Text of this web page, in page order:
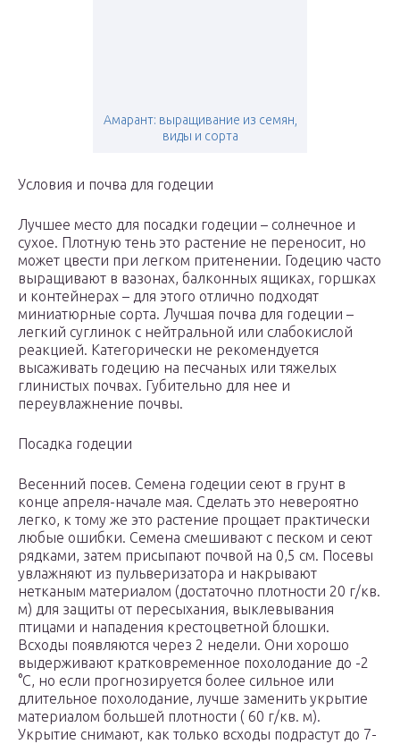
Амарант: выращивание из семян,
виды и сорта
Условия и почва для годеции
Лучшее место для посадки годеции – солнечное и
сухое. Плотную тень это растение не переносит, но
может цвести при легком притенении. Годецию часто
выращивают в вазонах, балконных ящиках, горшках
и контейнерах – для этого отлично подходят
миниатюрные сорта. Лучшая почва для годеции –
легкий суглинок с нейтральной или слабокислой
реакцией. Категорически не рекомендуется
высаживать годецию на песчаных или тяжелых
глинистых почвах. Губительно для нее и
переувлажнение почвы.
Посадка годеции
Весенний посев. Семена годеции сеют в грунт в
конце апреля-начале мая. Сделать это невероятно
легко, к тому же это растение прощает практически
любые ошибки. Семена смешивают с песком и сеют
рядками, затем присыпают почвой на 0,5 см. Посевы
увлажняют из пульверизатора и накрывают
нетканым материалом (достаточно плотности 20 г/кв.
м) для защиты от пересыхания, выклевывания
птицами и нападения крестоцветной блошки.
Всходы появляются через 2 недели. Они хорошо
выдерживают кратковременное похолодание до -2
°С, но если прогнозируется более сильное или
длительное похолодание, лучше заменить укрытие
материалом большей плотности ( 60 г/кв. м).
Укрытие снимают, как только всходы подрастут до 7-